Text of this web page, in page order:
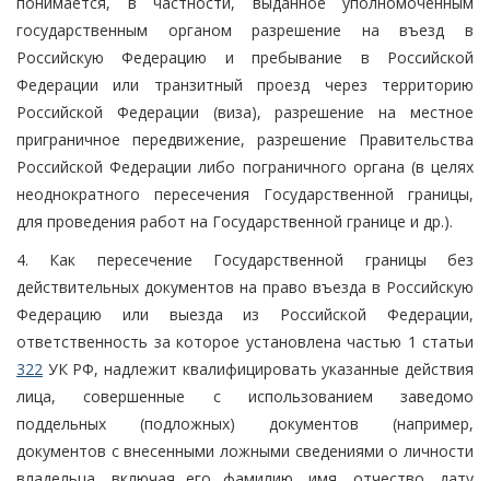
государственным органом разрешение на въезд в
Российскую Федерацию и пребывание в Российской
Федерации или транзитный проезд через территорию
Российской Федерации (виза), разрешение на местное
приграничное передвижение, разрешение Правительства
Российской Федерации либо пограничного органа (в целях
неоднократного пересечения Государственной границы,
для проведения работ на Государственной границе и др.).
4. Как пересечение Государственной границы без
действительных документов на право въезда в Российскую
Федерацию или выезда из Российской Федерации,
ответственность за которое установлена частью 1 статьи
322 УК РФ, надлежит квалифицировать указанные действия
лица, совершенные с использованием заведомо
поддельных (подложных) документов (например,
документов с внесенными ложными сведениями о личности